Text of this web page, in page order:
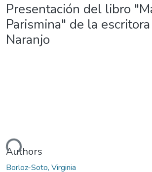
Presentación del libro
Parismina" de la
Naranjo
Authors
Borloz-Soto, Virginia